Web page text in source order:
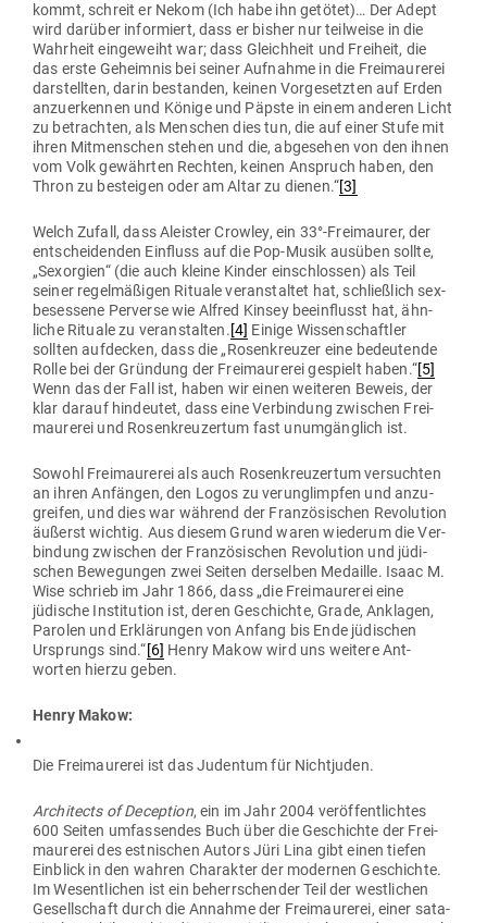
kommt, schreit er Nekom (Ich habe ihn getötet)… Der Adept
wird darüber infor­miert, dass er bisher nur teil­weise in die
Wahrheit ein­ge­weiht war; dass Gleichheit und Freiheit, die
das erste Geheimnis bei seiner Auf­nahme in die Frei­mau­rerei
dar­stellten, darin bestanden, keinen Vor­ge­setzten auf Erden
anzu­er­kennen und Könige und Päpste in einem anderen Licht
zu betrachten, als Men­schen dies tun, die auf einer Stufe mit
ihren Mit­men­schen stehen und die, abge­sehen von den ihnen
vom Volk gewährten Rechten, keinen Anspruch haben, den
Thron zu besteigen oder am Altar zu dienen.“[3]
Welch Zufall, dass Aleister Crowley, ein 33°-Freimaurer, der
ent­schei­denden Ein­fluss auf die Pop-Musik ausüben sollte,
„Sex­orgien“ (die auch kleine Kinder ein­schlossen) als Teil
seiner regel­mä­ßigen Rituale ver­an­staltet hat, schließlich sex­
be­sessene Per­verse wie Alfred Kinsey beein­flusst hat, ähn­
liche Rituale zu ver­an­stalten.[4] Einige Wis­sen­schaftler
sollten auf­decken, dass die „Rosen­kreuzer eine bedeu­tende
Rolle bei der Gründung der Frei­mau­rerei gespielt haben.“[5]
Wenn das der Fall ist, haben wir einen wei­teren Beweis, der
klar darauf hin­deutet, dass eine Ver­bindung zwi­schen Frei­
mau­rerei und Rosen­kreu­zertum fast unum­gänglich ist.
Sowohl Frei­mau­rerei als auch Rosen­kreu­zertum ver­suchten
an ihren Anfängen, den Logos zu ver­un­glimpfen und anzu­
greifen, und dies war während der Fran­zö­si­schen Revo­lution
äußerst wichtig. Aus diesem Grund waren wie­derum die Ver­
bindung zwi­schen der Fran­zö­si­schen Revo­lution und jüdi­
schen Bewe­gungen zwei Seiten der­selben Medaille. Isaac M.
Wise schrieb im Jahr 1866, dass „die Frei­mau­rerei eine
jüdische Insti­tution ist, deren Geschichte, Grade, Anklagen,
Parolen und Erklä­rungen von Anfang bis Ende jüdi­schen
Ursprungs sind.“[6] Henry Makow wird uns weitere Ant­
worten hierzu geben.
Henry Makow:
Die Frei­mau­rerei ist das Judentum für Nichtjuden.
Archi­tects of Deception, ein im Jahr 2004 ver­öf­fent­lichtes
600 Seiten umfas­sendes Buch über die Geschichte der Frei­
mau­rerei des est­ni­schen Autors Jüri Lina gibt einen tiefen
Ein­blick in den wahren Cha­rakter der modernen Geschichte.
Im Wesent­lichen ist ein beherr­schender Teil der west­lichen
Gesell­schaft durch die Annahme der Frei­mau­rerei, einer sata­